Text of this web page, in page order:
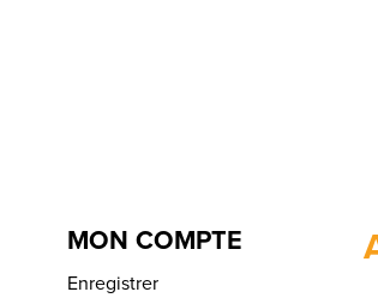
MON COMPTE
Enregistrer